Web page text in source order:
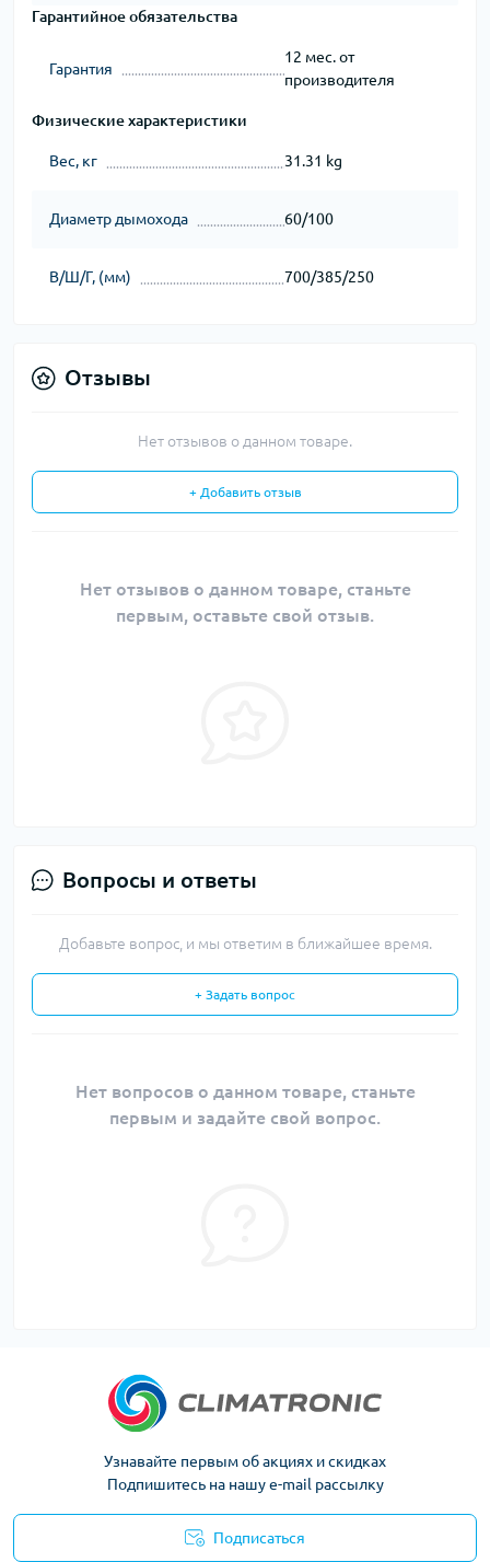
Гарантийное обязательства
Гарантия
12 мес. от
производителя
Физические характеристики
Вес, кг 31.31 kg
Диаметр дымохода 60/100
В/Ш/Г, (мм) 700/385/250
Отзывы
Нет отзывов о данном товаре.
+ Добавить отзыв
Нет отзывов о данном товаре, станьте
первым, оставьте свой отзыв.
Вопросы и ответы
Добавьте вопрос, и мы ответим в ближайшее время.
+ Задать вопрос
Нет вопросов о данном товаре, станьте
первым и задайте свой вопрос.
Узнавайте первым об акциях и скидках
Подпишитесь на нашу e-mail рассылку
Подписаться